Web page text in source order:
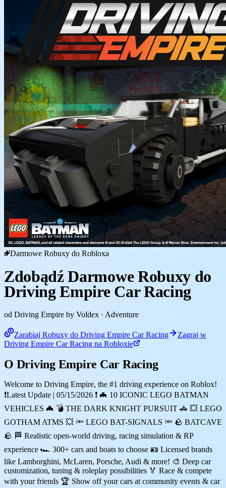
Darmowe Robuxy do Robloxa
Zdobądź Darmowe Robuxy do
Driving Empire Car Racing
od Driving Empire by Voldex · Adventure
Zarabiaj Robuxy do Driving Empire Car Racing
Zagraj w
Driving Empire Car Racing na Robloxie
O Driving Empire Car Racing
Welcome to Driving Empire, the #1 driving experience on Roblox!
❗Latest Update | 05/15/2026 ❗ 🦇 10 ICONIC LEGO BATMAN
VEHICLES 🦇 💣 THE DARK KNIGHT PURSUIT 🚓 💥 LEGO
GOTHAM ATMS 💥 🔦 LEGO BAT-SIGNALS 🔦 🪨 BATCAVE
🪨 🏁 Realistic open-world driving, racing simulation & RP
experience 🏎️ 300+ cars and boats to choose 🪪 Licensed brands
like Lamborghini, McLaren, Porsche, Audi & more! 🎨 Deep car
customization, tuning & roleplay possibilities 🏅 Race & compete
with your friends 🏆 Show off your cars at community events & car